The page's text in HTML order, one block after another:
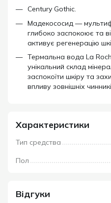
Century Gothic.
Мадекососид —
глибоко заспокоює та
активує регенерацію
Термальна вода La
унікальний склад
заспокоїти шкіру та
впливу зовнішніх
Характеристики
Тип средства
Пол
Відгуки